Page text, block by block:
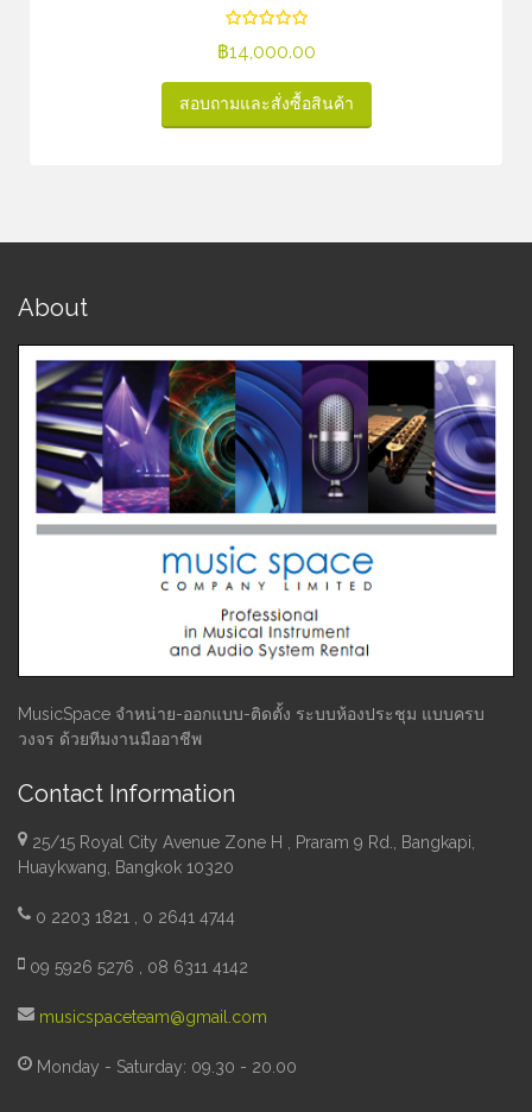
฿14,000.00
สอบถามและสั่งซื้อสินค้า
About
MusicSpace จำหน่าย-ออกแบบ-ติดตั้ง ระบบห้องประชุม แบบครบ
วงจร ด้วยทีมงานมืออาชีพ
Contact Information
25/15 Royal City Avenue Zone H , Praram 9 Rd., Bangkapi,
Huaykwang, Bangkok 10320
0 2203 1821 , 0 2641 4744
09 5926 5276 , 08 6311 4142
musicspaceteam@gmail.com
Monday - Saturday: 09.30 - 20.00